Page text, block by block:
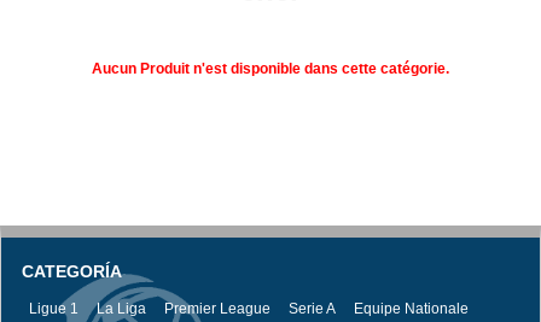
Aucun Produit n'est disponible dans cette catégorie.
CATEGORÍA
Ligue 1 La Liga Premier League Serie A Equipe Nationale